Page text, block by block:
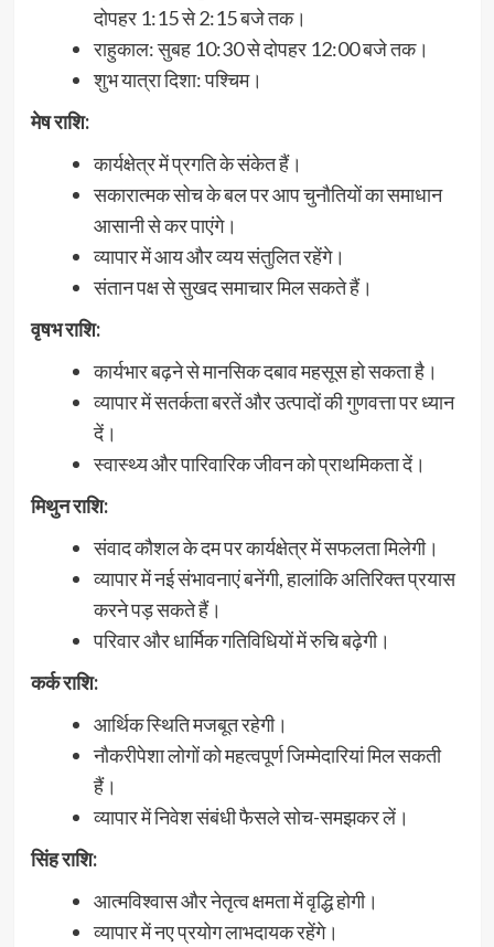
दोपहर 1:15 से 2:15 बजे तक।
राहुकाल: सुबह 10:30 से दोपहर 12:00 बजे तक।
शुभ यात्रा दिशा: पश्चिम।
मेष राशि:
कार्यक्षेत्र में प्रगति के संकेत हैं।
सकारात्मक सोच के बल पर आप चुनौतियों का समाधान
आसानी से कर पाएंगे।
व्यापार में आय और व्यय संतुलित रहेंगे।
संतान पक्ष से सुखद समाचार मिल सकते हैं।
वृषभ राशि:
कार्यभार बढ़ने से मानसिक दबाव महसूस हो सकता है।
व्यापार में सतर्कता बरतें और उत्पादों की गुणवत्ता पर ध्यान
दें।
स्वास्थ्य और पारिवारिक जीवन को प्राथमिकता दें।
मिथुन राशि:
संवाद कौशल के दम पर कार्यक्षेत्र में सफलता मिलेगी।
व्यापार में नई संभावनाएं बनेंगी, हालांकि अतिरिक्त प्रयास
करने पड़ सकते हैं।
परिवार और धार्मिक गतिविधियों में रुचि बढ़ेगी।
कर्क राशि:
आर्थिक स्थिति मजबूत रहेगी।
नौकरीपेशा लोगों को महत्वपूर्ण जिम्मेदारियां मिल सकती
हैं।
व्यापार में निवेश संबंधी फैसले सोच-समझकर लें।
सिंह राशि:
आत्मविश्वास और नेतृत्व क्षमता में वृद्धि होगी।
व्यापार में नए प्रयोग लाभदायक रहेंगे।